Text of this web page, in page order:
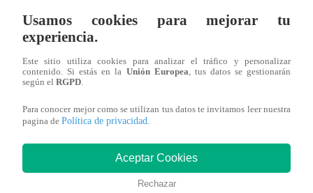
Arqueros
Alisson Becker | Liverpool
Weverton | Gremio
Defensores
Usamos cookies para mejorar tu
experiencia.
Este sitio utiliza cookies para analizar el tráfico y personalizar
contenido. Si estás en la Unión Europea , tus datos se gestionarán
según el RGPD
Para conocer mejor como se utilizan tus datos te invitamos leer nuestra
pagina de Política de privacidad
Aceptar Cookies
Rechazar